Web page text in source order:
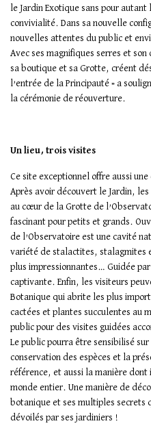
le Jardin Exotique sans pour
convivialité. Dans sa nouvelle
nouvelles attentes du public et
Avec ses magnifiques serres et
sa boutique et sa Grotte, créent
l’entrée de la Principauté » a
la cérémonie de réouverture.
Un lieu, trois visites
Ce site exceptionnel offre aussi
Après avoir découvert le Jardin,
au cœur de la Grotte de
fascinant pour petits et grands.
de l’Observatoire est une cavité
variété de stalactites, stalagmites
plus impressionnantes… Guidée
captivante. Enfin, les visiteurs
Botanique qui abrite les plus
cactées et plantes succulentes au
public pour des visites guidées
Le public pourra être sensibilisé
conservation des espèces et la
référence, et aussi la manière
monde entier. Une manière de
botanique et ses multiples secrets
dévoilés par ses jardiniers !